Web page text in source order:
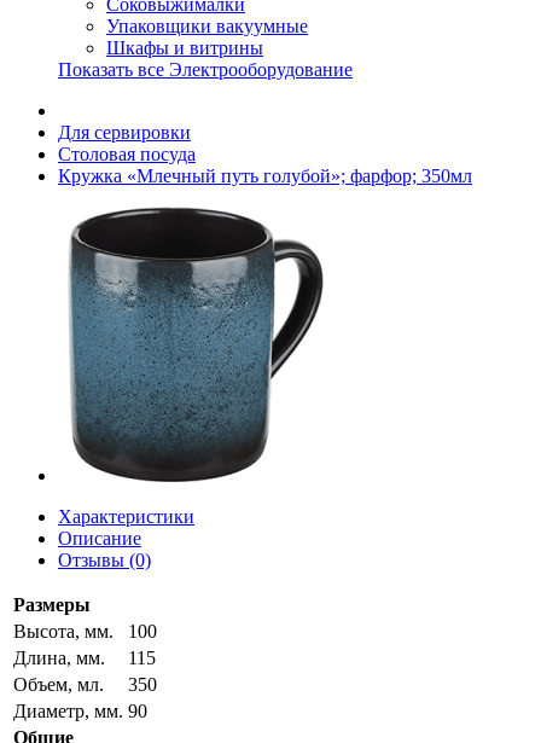
Соковыжималки
Упаковщики вакуумные
Шкафы и витрины
Показать все Электрооборудование
Для сервировки
Столовая посуда
Кружка «Млечный путь голубой»; фарфор; 350мл
Характеристики
Описание
Отзывы (0)
Размеры
Высота, мм.
100
Длина, мм.
115
Объем, мл.
350
Диаметр, мм. 90
Общие